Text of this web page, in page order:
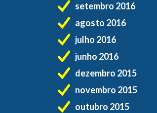
setembro 2016
agosto 2016
julho 2016
junho 2016
dezembro 2015
novembro 2015
outubro 2015